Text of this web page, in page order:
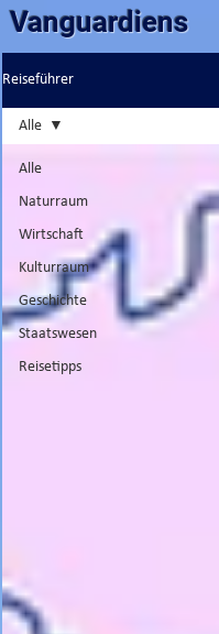
Vanguardiens
Reiseführer
Alle
Naturraum
Wirtschaft
Kulturraum
Geschichte
Staatswesen
Reisetipps
Alle